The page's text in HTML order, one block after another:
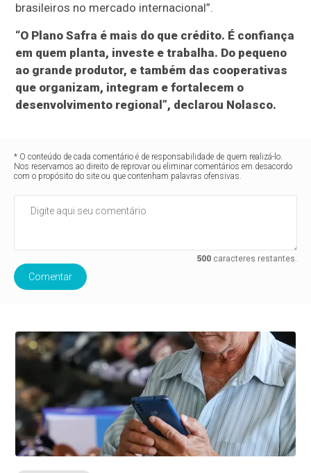
brasileiros no mercado internacional”.
“O Plano Safra é mais do que crédito. É confiança
em quem planta, investe e trabalha. Do pequeno
ao grande produtor, e também das cooperativas
que organizam, integram e fortalecem o
desenvolvimento regional”, declarou Nolasco.
* O conteúdo de cada comentário é de responsabilidade de quem realizá-lo.
Nos reservamos ao direito de reprovar ou eliminar comentários em desacordo
com o propósito do site ou que contenham palavras ofensivas.
500caracteres restantes.
Comentar